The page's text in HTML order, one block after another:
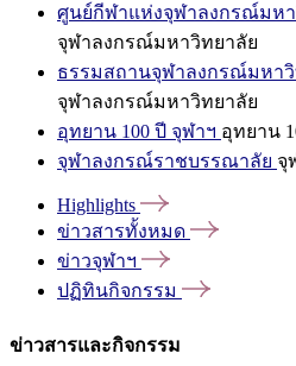
ศูนย์กีฬาแห่งจุฬาลงกรณ์มห
จุฬาลงกรณ์มหาวิทยาลัย
ธรรมสถานจุฬาลงกรณ์มหา
จุฬาลงกรณ์มหาวิทยาลัย
อุทยาน 100 ปี จุฬาฯ อุทยาน
จุฬาลงกรณ์ราชบรรณาลัย จุ
Highlights
ข่าวสารทั้งหมด
ข่าวจุฬาฯ
ปฏิทินกิจกรรม
ข่าวสารและกิจกรรม